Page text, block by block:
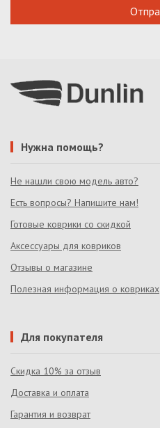
Нужна помощь?
Не нашли свою модель авто?
Есть вопросы? Напишите нам!
Готовые коврики со скидкой
Аксессуары для ковриков
Отзывы о магазине
Полезная информация о ковриках
Для покупателя
Скидка 10% за отзыв
Доставка и оплата
Гарантия и возврат